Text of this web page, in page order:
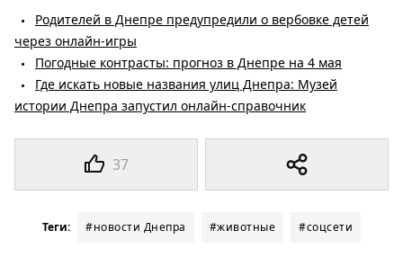
37
Родителей в Днепре предупредили о вербовке детей
через онлайн-игры
Погодные контрасты: прогноз в Днепре на 4 мая
Где искать новые названия улиц Днепра: Музей
истории Днепра запустил онлайн-справочник
Теги: #новости Днепра #животные #соцсети